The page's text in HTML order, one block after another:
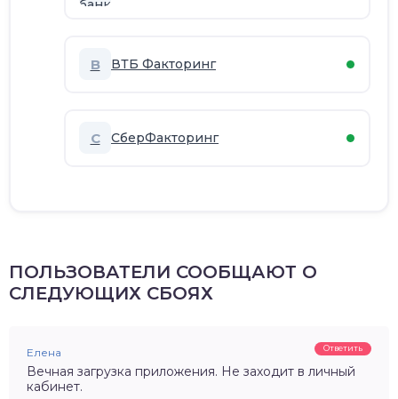
В ВТБ Факторинг
С СберФакторинг
ПОЛЬЗОВАТЕЛИ СООБЩАЮТ О
СЛЕДУЮЩИХ СБОЯХ
Елена Ответить
Вечная загрузка приложения. Не заходит в личный
кабинет.